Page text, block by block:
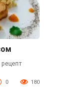
0 180